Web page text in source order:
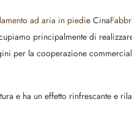
ad aria in piedie Cina
principalmente di
per la cooperazione
e ha un effetto rinfrescante e